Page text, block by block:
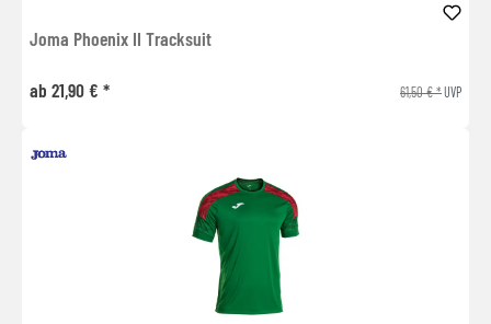
Joma Phoenix II Tracksuit
ab 21,90 € * 61,50 € *UVP